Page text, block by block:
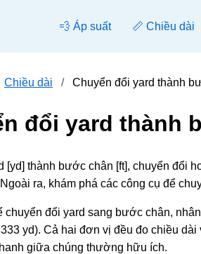
💨 Áp suất 📏 Chiều dài
Chiều dài Chuyển đổi yard thành
đổi yard thành
[yd] thành bước chân [ft], chuyển đổi
ra, khám phá các công cụ để
chuyển đổi yard sang bước chân,
yd). Cả hai đơn vị đều đo chiều
giữa chúng thường hữu ích.